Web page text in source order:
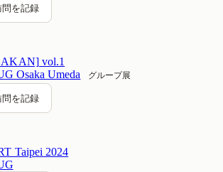
問を記録
vol.1
Osaka Umeda
グループ展
問を記録
Taipei 2024